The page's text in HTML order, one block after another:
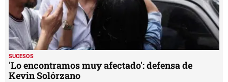
SUCESOS
'Lo encontramos muy afectado': defensa de
Kevin Solórzano